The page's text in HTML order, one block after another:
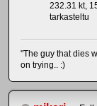
232.31 kt,
tarkasteltu
"The guy that dies
on trying.. :)